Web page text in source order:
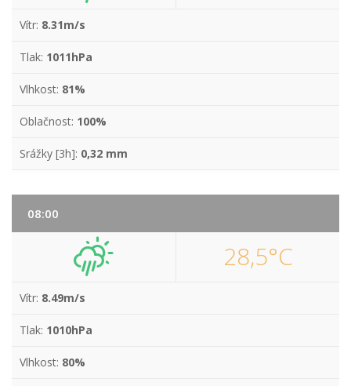
Vítr: 8.31m/s
Tlak: 1011hPa
Vlhkost: 81%
Oblačnost: 100%
Srážky [3h]: 0,32 mm
08:00
28,5°C
Vítr: 8.49m/s
Tlak: 1010hPa
Vlhkost: 80%